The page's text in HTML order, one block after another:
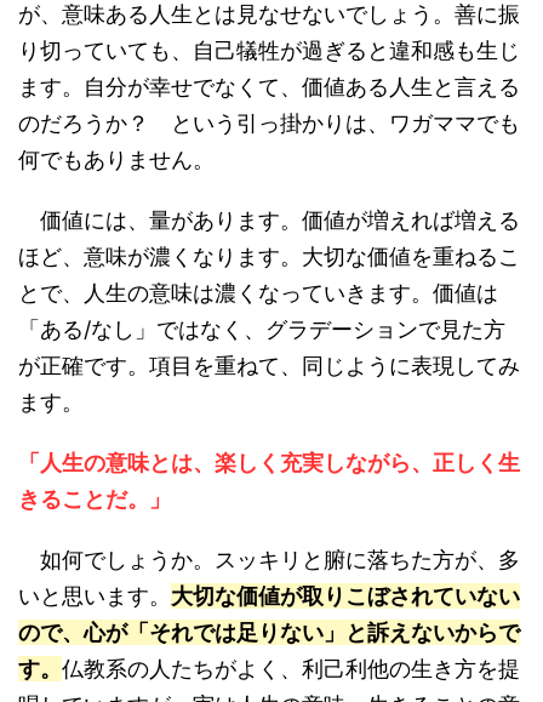
が、意味ある人生とは見なせないでしょう。善に振
り切っていても、自己犠牲が過ぎると違和感も生じ
ます。自分が幸せでなくて、価値ある人生と言える
のだろうか？ という引っ掛かりは、ワガママでも
何でもありません。
価値には、量があります。価値が増えれば増える
ほど、意味が濃くなります。大切な価値を重ねるこ
とで、人生の意味は濃くなっていきます。価値は
「ある/なし」ではなく、グラデーションで見た方
が正確です。項目を重ねて、同じように表現してみ
ます。
「人生の意味とは、楽しく充実しながら、正しく生
きることだ。」
如何でしょうか。スッキリと腑に落ちた方が、多
いと思います。 大切な価値が取りこぼされていない
ので、心が「それでは足りない」と訴えないからで
す。 仏教系の人たちがよく、利己利他の生き方を提